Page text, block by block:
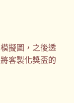
擬圖，之後透
客製化獎盃的